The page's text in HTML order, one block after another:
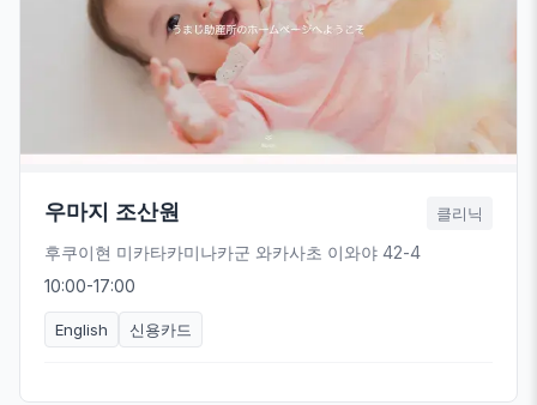
우마지 조산원 클리닉
후쿠이현 미카타카미나카군 와카사초 이와야 42-4
10:00-17:00
English 신용카드